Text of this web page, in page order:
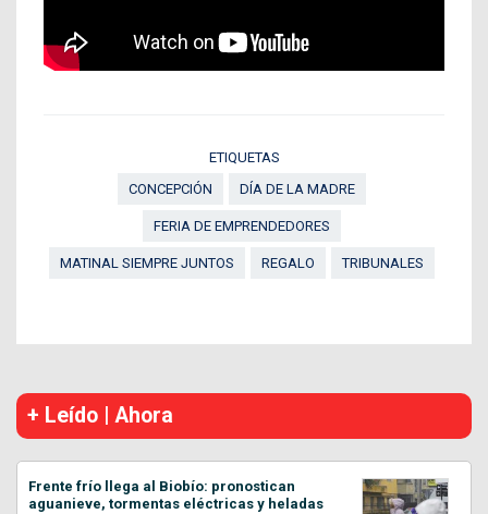
ETIQUETAS
CONCEPCIÓN
DÍA DE LA MADRE
FERIA DE EMPRENDEDORES
MATINAL SIEMPRE JUNTOS REGALO TRIBUNALES
+ Leído | Ahora
Frente frío llega al Biobío: pronostican
aguanieve, tormentas eléctricas y heladas